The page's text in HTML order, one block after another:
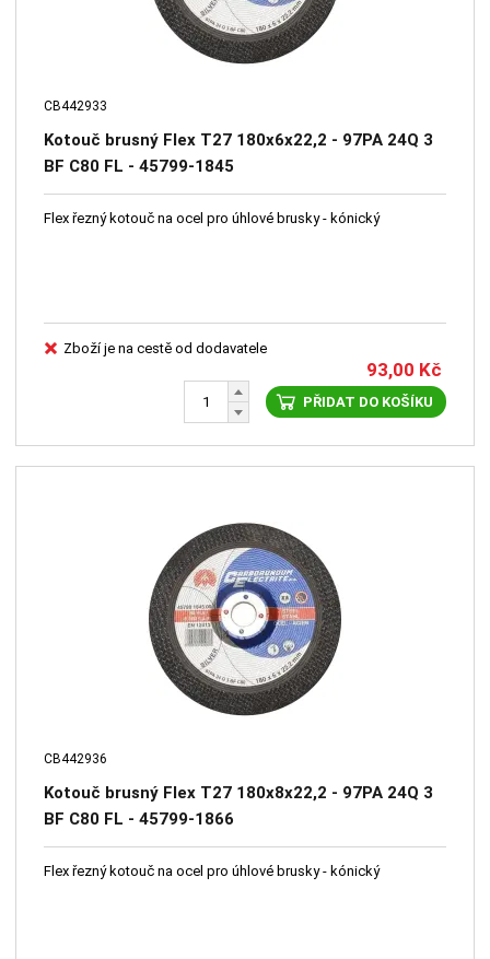
CB442933
Kotouč brusný Flex T27 180x6x22,2 - 97PA 24Q 3
BF C80 FL - 45799-1845
Flex řezný kotouč na ocel pro úhlové brusky - kónický
Zboží je na cestě od dodavatele
93,00 Kč
PŘIDAT DO KOŠÍKU
CB442936
Kotouč brusný Flex T27 180x8x22,2 - 97PA 24Q 3
BF C80 FL - 45799-1866
Flex řezný kotouč na ocel pro úhlové brusky - kónický